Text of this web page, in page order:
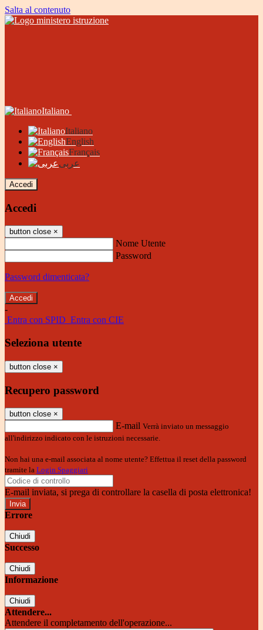
Salta al contenuto
Italiano
Italiano
English
Français
عربى
Accedi
Accedi
button close ×
Nome Utente
Password
Password dimenticata?
-
Entra con SPID Entra con CIE
Seleziona utente
button close ×
Recupero password
button close ×
E-mail Verrà inviato un messaggio
all'indirizzo indicato con le istruzioni necessarie.
Non hai una e-mail associata al nome utente? Effettua il reset della password
tramite la Login Spaggiari
E-mail inviata, si prega di controllare la casella di posta elettronica!
Errore
Chiudi
Successo
Chiudi
Informazione
Chiudi
Attendere...
Attendere il completamento dell'operazione...